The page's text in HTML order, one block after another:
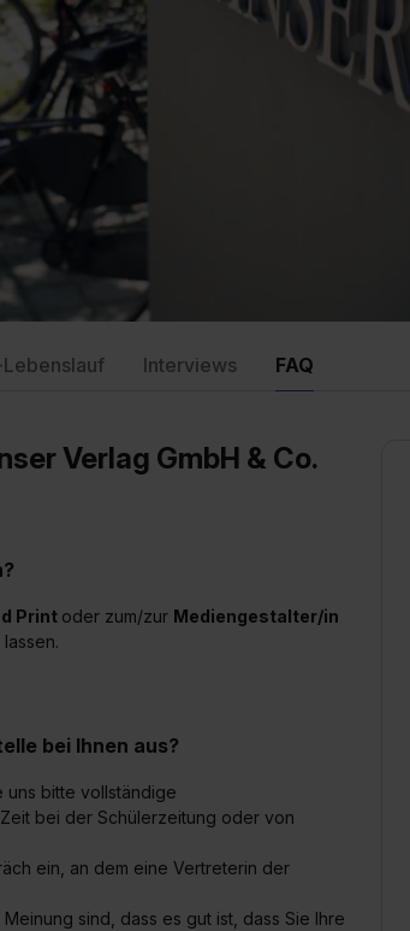
Interviews FAQ
Verlag GmbH & Co.
Print oder zum/zur Mediengestalter/in
bei Ihnen aus?
uns bitte vollständige
bei der Schülerzeitung oder von
ein, an dem eine Vertreterin der
sind, dass es gut ist, dass Sie Ihre